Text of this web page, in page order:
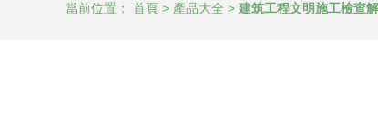
當前位置： 首頁 > 產品大全 > 建筑工程文明施工檢查